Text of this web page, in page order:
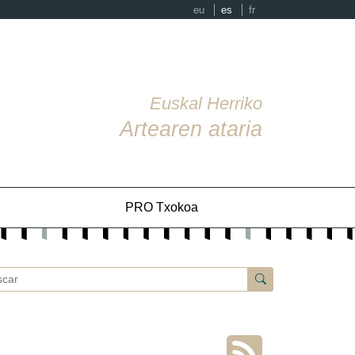
eu es fr
Euskal Herriko
Artearen ataria
PRO Txokoa